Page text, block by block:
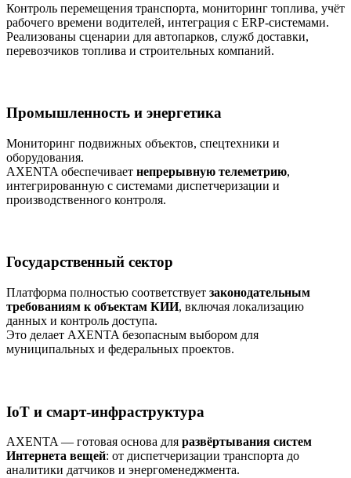
Контроль перемещения транспорта, мониторинг топлива, учёт
рабочего времени водителей, интеграция с ERP-системами.
Реализованы сценарии для автопарков, служб доставки,
перевозчиков топлива и строительных компаний.
Промышленность и энергетика
Мониторинг подвижных объектов, спецтехники и
оборудования.
AXENTA обеспечивает непрерывную телеметрию,
интегрированную с системами диспетчеризации и
производственного контроля.
Государственный сектор
Платформа полностью соответствует законодательным
требованиям к объектам КИИ, включая локализацию
данных и контроль доступа.
Это делает AXENTA безопасным выбором для
муниципальных и федеральных проектов.
IoT и смарт-инфраструктура
AXENTA — готовая основа для развёртывания систем
Интернета вещей: от диспетчеризации транспорта до
аналитики датчиков и энергоменеджмента.